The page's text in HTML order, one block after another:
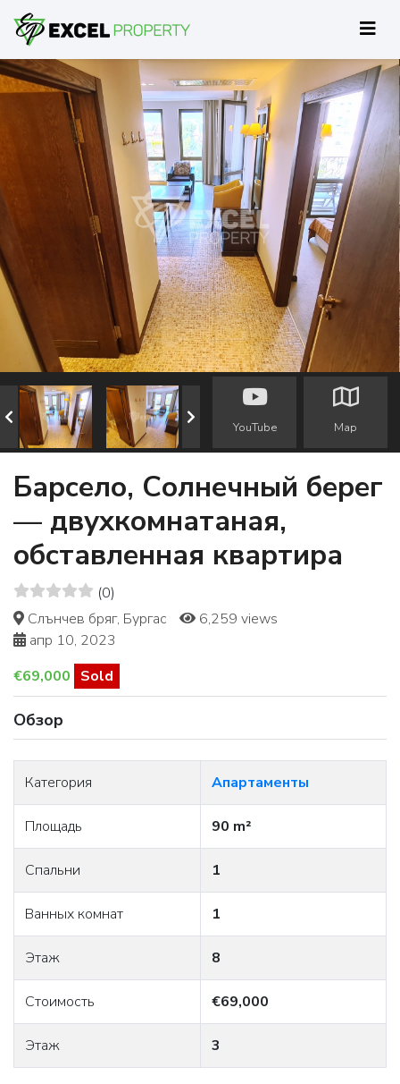
YouTube Map
Барсело, Солнечный берег
— двухкомнатаная,
обставленная квартира
(0)
Слънчев бряг, Бургас
6,259 views
апр 10, 2023
€69,000 Sold
Обзор
Категория Апартаменты
Площадь 90 m²
Спальни 1
Ванных комнат 1
Этаж 8
Стоимость €69,000
Этаж 3